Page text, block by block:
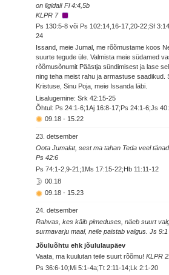
on ligidal! Fl 4:4,5b
KLPR 7
Ps 130:5-8 või Ps 102:14,16-17,20-22;Sf
24
Issand, meie Jumal, me rõõmustame koos
suurte tegude üle. Valmista meie südamed
rõõmusõnumit Päästja sündimisest ja lase
ning teha meist rahu ja armastuse saadikud.
Kristuse, Sinu Poja, meie Issanda läbi.
Lisalugemine: Srk 42:15-25
Õhtul: Ps 24:1-6;1Aj 16:8-17;Ps 24:1-6;Js
09.18 - 15.22
23. detsember
Oota Jumalat, sest ma tahan Teda veel
Ps 42:6
Ps 74:1-2,9-21;1Ms 17:15-22;Hb 11:11-12
00.18
09.18 - 15.23
24. detsember
Rahvas, kes käib pimeduses, näeb suurt
surmavarju maal, neile paistab valgus. Js 9:1
Jõuluõhtu ehk jõululaupäev
Vaata, ma kuulutan teile suurt rõõmu! KLPR
Ps 36:6-10;Mi 5:1-4a;Tt 2:11-14;Lk 2:1-20